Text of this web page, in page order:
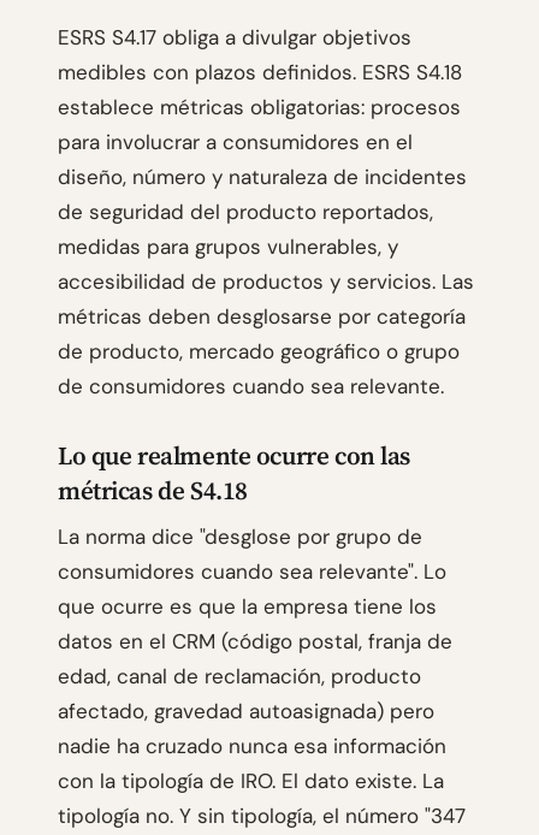
ESRS S4.17 obliga a divulgar objetivos
medibles con plazos definidos. ESRS S4.18
establece métricas obligatorias: procesos
para involucrar a consumidores en el
diseño, número y naturaleza de incidentes
de seguridad del producto reportados,
medidas para grupos vulnerables, y
accesibilidad de productos y servicios. Las
métricas deben desglosarse por categoría
de producto, mercado geográfico o grupo
de consumidores cuando sea relevante.
Lo que realmente ocurre con las
métricas de S4.18
La norma dice "desglose por grupo de
consumidores cuando sea relevante". Lo
que ocurre es que la empresa tiene los
datos en el CRM (código postal, franja de
edad, canal de reclamación, producto
afectado, gravedad autoasignada) pero
nadie ha cruzado nunca esa información
con la tipología de IRO. El dato existe. La
tipología no. Y sin tipología, el número "347